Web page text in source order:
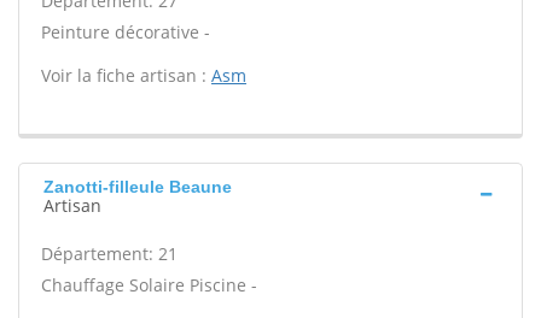
Peinture décorative -
Voir la fiche artisan : Asm
Zanotti-filleule Beaune
Artisan
Département: 21
Chauffage Solaire Piscine -